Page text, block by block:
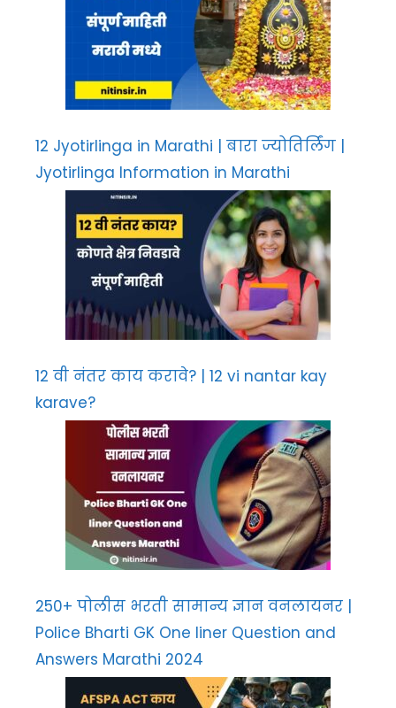
12 Jyotirlinga in Marathi | बारा ज्योतिर्लिंग |
Jyotirlinga Information in Marathi
12 वी नंतर काय करावे? | 12 vi nantar kay
karave?
250+ पोलीस भरती सामान्य ज्ञान वनलायनर |
Police Bharti GK One liner Question and
Answers Marathi 2024